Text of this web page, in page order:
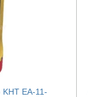
KHT ЕА-11-